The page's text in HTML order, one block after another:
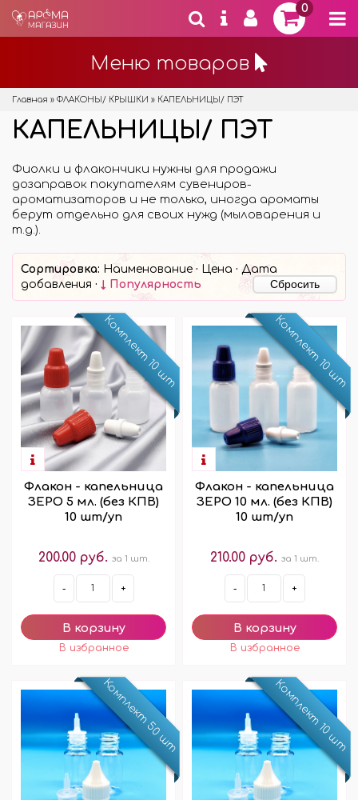
0
Меню товаров
Главная » ФЛАКОНЫ/ КРЫШКИ » КАПЕЛЬНИЦЫ/ ПЭТ
КАПЕЛЬНИЦЫ/ ПЭТ
Фиолки и флакончики нужны для продажи
дозаправок покупателям сувениров-
ароматизаторов и не только, иногда ароматы
берут отдельно для своих нужд (мыловарения и
т.д.).
Сортировка: Наименование · Цена · Дата
добавления · ↓ Популярность Сбросить
Комплект 10 шт
Флакон - капельница
ЗЕРО 5 мл. (без КПВ)
10 шт/уп
200.00 руб. за 1 шт.
- +
Комплект 10 шт
Флакон - капельница
ЗЕРО 10 мл. (без КПВ)
10 шт/уп
210.00 руб. за 1 шт.
- +
Комплект 50 шт Комплект 10 шт